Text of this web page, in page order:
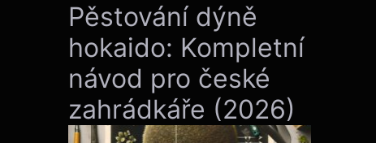
Pěstování dýně
hokaido: Kompletní
návod pro české
zahrádkáře (2026)